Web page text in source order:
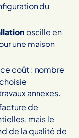
du
oscille en
une maison
coût : nombre
annexes.
de
mais le
de la qualité de